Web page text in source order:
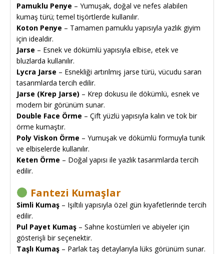
Pamuklu Penye – Yumuşak, doğal ve nefes alabilen
kumaş türü; temel tişörtlerde kullanılır.
Koton Penye – Tamamen pamuklu yapısıyla yazlık giyim
için idealdir.
Jarse – Esnek ve dökümlü yapısıyla elbise, etek ve
bluzlarda kullanılır.
Lycra Jarse – Esnekliği artırılmış jarse türü, vücudu saran
tasarımlarda tercih edilir.
Jarse (Krep Jarse) – Krep dokusu ile dökümlü, esnek ve
modern bir görünüm sunar.
Double Face Örme – Çift yüzlü yapısıyla kalın ve tok bir
örme kumaştır.
Poly Viskon Örme – Yumuşak ve dökümlü formuyla tunik
ve elbiselerde kullanılır.
Keten Örme – Doğal yapısı ile yazlık tasarımlarda tercih
edilir.
Fantezi Kumaşlar
Simli Kumaş – Işıltılı yapısıyla özel gün kıyafetlerinde tercih
edilir.
Pul Payet Kumaş – Sahne kostümleri ve abiyeler için
gösterişli bir seçenektir.
Taşlı Kumaş – Parlak taş detaylarıyla lüks görünüm sunar.